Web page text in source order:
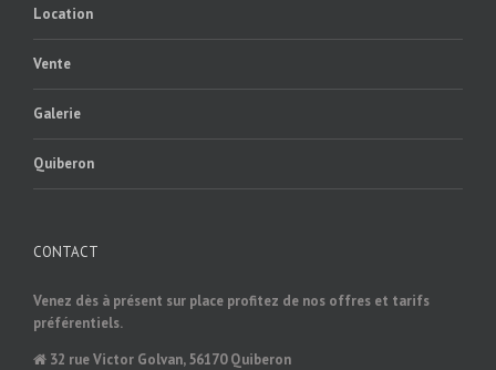
Location
Vente
Galerie
Quiberon
CONTACT
Venez dès à présent sur place profitez de nos offres et tarifs
préférentiels.
32 rue Victor Golvan, 56170 Quiberon